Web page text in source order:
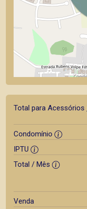
Total para Acessórios
Condomínio
IPTU
Total / Mês
Venda